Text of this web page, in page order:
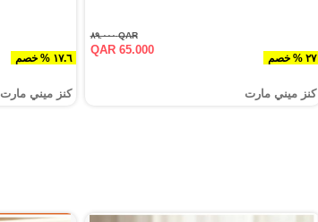
٢٧ % خصم
QAR ٨٩.٠٠٠
QAR 65.000
كنز ميني مارت
١٧.٦ % خصم
كنز ميني مارت